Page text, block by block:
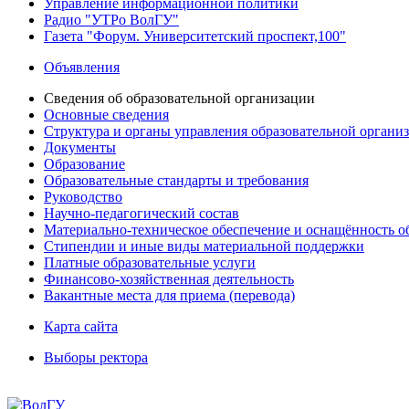
Управление информационной политики
Радио "УТРо ВолГУ"
Газета "Форум. Университетский проспект,100"
Объявления
Сведения об образовательной организации
Основные сведения
Структура и органы управления образовательной
Документы
Образование
Образовательные стандарты и требования
Руководство
Научно-педагогический состав
Материально-техническое обеспечение и оснащённость
Стипендии и иные виды материальной поддержки
Платные образовательные услуги
Финансово-хозяйственная деятельность
Вакантные места для приема (перевода)
Карта сайта
Выборы ректора